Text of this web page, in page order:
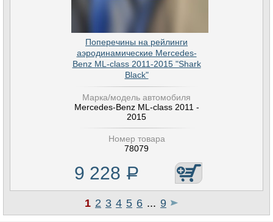
Поперечины на рейлинги
аэродинамические Mercedes-
Benz ML-class 2011-2015 "Shark
Black"
Марка/модель автомобиля
Mercedes-Benz ML-class 2011 -
2015
Номер товара
78079
9 228 Р
1 2 3 4 5 6 ... 9